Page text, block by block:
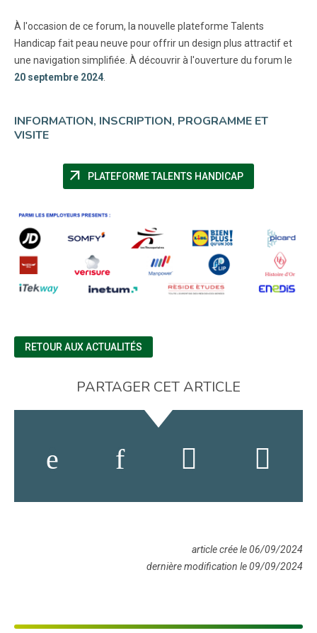
À l'occasion de ce forum, la nouvelle plateforme Talents
Handicap fait peau neuve pour offrir un design plus attractif et
une navigation simplifiée. À découvrir à l'ouverture du forum le
20 septembre 2024
INFORMATION, INSCRIPTION, PROGRAMME ET
VISITE
arrow_outward PLATEFORME TALENTS HANDICAP(NOUVELLE
RETOUR AUX ACTUALITÉS
PARTAGER CET ARTICLE
article crée le 06/09/2024
dernière modification le 09/09/2024